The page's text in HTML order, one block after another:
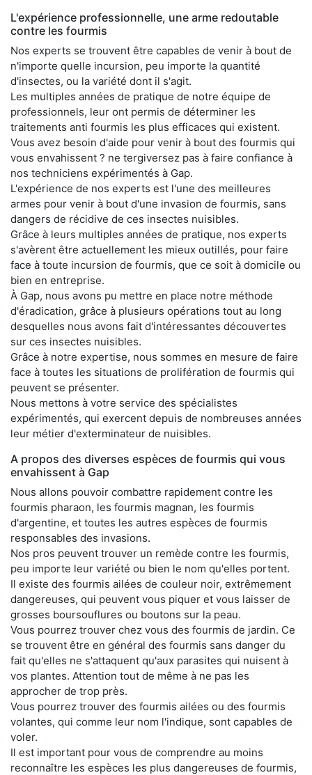
L'expérience professionnelle, une arme redoutable
contre les fourmis
Nos experts se trouvent être capables de venir à bout de
n'importe quelle incursion, peu importe la quantité
d'insectes, ou la variété dont il s'agit.
Les multiples années de pratique de notre équipe de
professionnels, leur ont permis de déterminer les
traitements anti fourmis les plus efficaces qui existent.
Vous avez besoin d'aide pour venir à bout des fourmis qui
vous envahissent ? ne tergiversez pas à faire confiance à
nos techniciens expérimentés à Gap.
L'expérience de nos experts est l'une des meilleures
armes pour venir à bout d'une invasion de fourmis, sans
dangers de récidive de ces insectes nuisibles.
Grâce à leurs multiples années de pratique, nos experts
s'avèrent être actuellement les mieux outillés, pour faire
face à toute incursion de fourmis, que ce soit à domicile ou
bien en entreprise.
À Gap, nous avons pu mettre en place notre méthode
d'éradication, grâce à plusieurs opérations tout au long
desquelles nous avons fait d'intéressantes découvertes
sur ces insectes nuisibles.
Grâce à notre expertise, nous sommes en mesure de faire
face à toutes les situations de prolifération de fourmis qui
peuvent se présenter.
Nous mettons à votre service des spécialistes
expérimentés, qui exercent depuis de nombreuses années
leur métier d'exterminateur de nuisibles.
A propos des diverses espèces de fourmis qui vous
envahissent à Gap
Nous allons pouvoir combattre rapidement contre les
fourmis pharaon, les fourmis magnan, les fourmis
d'argentine, et toutes les autres espèces de fourmis
responsables des invasions.
Nos pros peuvent trouver un remède contre les fourmis,
peu importe leur variété ou bien le nom qu'elles portent.
Il existe des fourmis ailées de couleur noir, extrêmement
dangereuses, qui peuvent vous piquer et vous laisser de
grosses boursouflures ou boutons sur la peau.
Vous pourrez trouver chez vous des fourmis de jardin. Ce
se trouvent être en général des fourmis sans danger du
fait qu'elles ne s'attaquent qu'aux parasites qui nuisent à
vos plantes. Attention tout de même à ne pas les
approcher de trop près.
Vous pourrez trouver des fourmis ailées ou des fourmis
volantes, qui comme leur nom l'indique, sont capables de
voler.
Il est important pour vous de comprendre au moins
reconnaître les espèces les plus dangereuses de fourmis,